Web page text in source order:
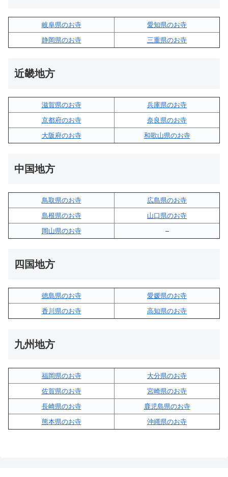
岐阜県のお寺
愛知県のお寺
静岡県のお寺
三重県のお寺
近畿地方
滋賀県のお寺
兵庫県のお寺
京都府のお寺
奈良県のお寺
大阪府のお寺
和歌山県のお寺
中国地方
鳥取県のお寺
広島県のお寺
島根県のお寺
山口県のお寺
岡山県のお寺
–
四国地方
徳島県のお寺
愛媛県のお寺
香川県のお寺
高知県のお寺
九州地方
福岡県のお寺
大分県のお寺
佐賀県のお寺
宮崎県のお寺
長崎県のお寺
鹿児島県のお寺
熊本県のお寺
沖縄県のお寺